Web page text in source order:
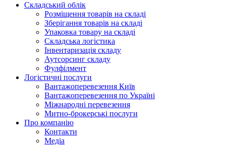
Складський облік
Розміщення товарів на складі
Зберігання товарів на складі
Упаковка товару на складі
Складська логістика
Інвентаризація складу
Аутсорсинг складу
Фулфілмент
Логістичні послуги
Вантажоперевезення Київ
Вантажоперевезення по Україні
Міжнародні перевезення
Митно-брокерські послуги
Про компанію
Контакти
Медіа